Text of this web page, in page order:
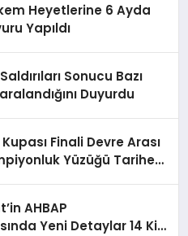
Heyetlerine 6 Ayda
Yapıldı
Sonucu Bazı
Duyurdu
Finali Devre Arası
Yüzüğü Tarihe
AHBAP
Yeni Detaylar 14 Kişi